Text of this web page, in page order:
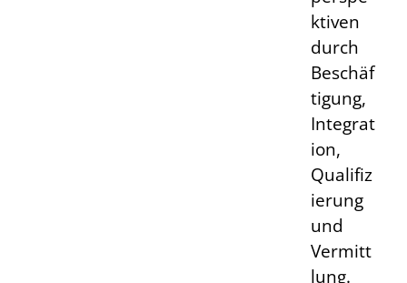
ktiven
durch
Beschäf
tigung,
Integrat
ion,
Qualifiz
ierung
und
Vermitt
lung.